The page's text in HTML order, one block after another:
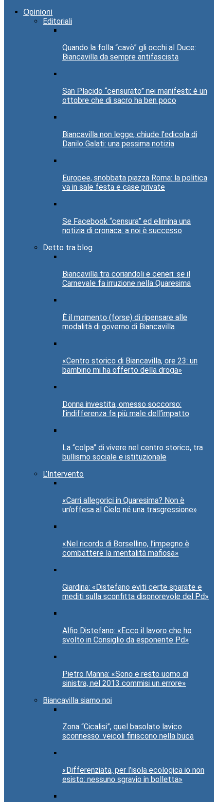
Opinioni
Editoriali
Quando la folla “cavò” gli occhi al Duce:
Biancavilla da sempre antifascista
San Placido “censurato” nei manifesti: è un
ottobre che di sacro ha ben poco
Biancavilla non legge, chiude l’edicola di
Danilo Galati: una pessima notizia
Europee, snobbata piazza Roma: la politica
va in sale festa e case private
Se Facebook “censura” ed elimina una
notizia di cronaca: a noi è successo
Detto tra blog
Biancavilla tra coriandoli e ceneri: se il
Carnevale fa irruzione nella Quaresima
È il momento (forse) di ripensare alle
modalità di governo di Biancavilla
«Centro storico di Biancavilla, ore 23: un
bambino mi ha offerto della droga»
Donna investita, omesso soccorso:
l’indifferenza fa più male dell’impatto
La “colpa” di vivere nel centro storico, tra
bullismo sociale e istituzionale
L’Intervento
«Carri allegorici in Quaresima? Non è
un’offesa al Cielo né una trasgressione»
«Nel ricordo di Borsellino, l’impegno è
combattere la mentalità mafiosa»
Giardina: «Distefano eviti certe sparate e
mediti sulla sconfitta disonorevole del Pd»
Alfio Distefano: «Ecco il lavoro che ho
svolto in Consiglio da esponente Pd»
Pietro Manna: «Sono e resto uomo di
sinistra, nel 2013 commisi un errore»
Biancavilla siamo noi
Zona “Cicalisi”, quel basolato lavico
sconnesso: veicoli finiscono nella buca
«Differenziata, per l’isola ecologica io non
esisto: nessuno sgravio in bolletta»